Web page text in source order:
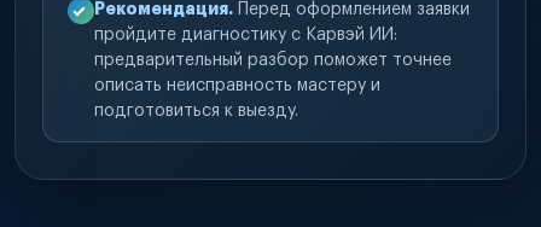
Рекомендация. Перед оформлением заявки
пройдите диагностику с Карвэй ИИ:
предварительный разбор поможет точнее
описать неисправность мастеру и
подготовиться к выезду.